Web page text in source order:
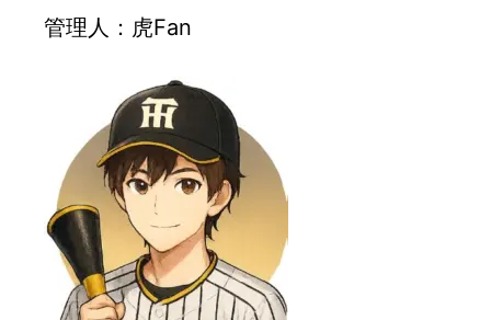
管理人：虎Fan